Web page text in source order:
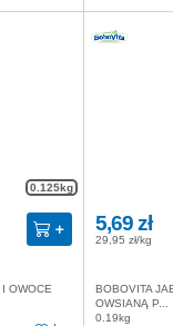
0.125kg
OWOCE
5,69 zł
29,95 zł/kg
BOBOVITA
OWSIANĄ P...
0.19kg